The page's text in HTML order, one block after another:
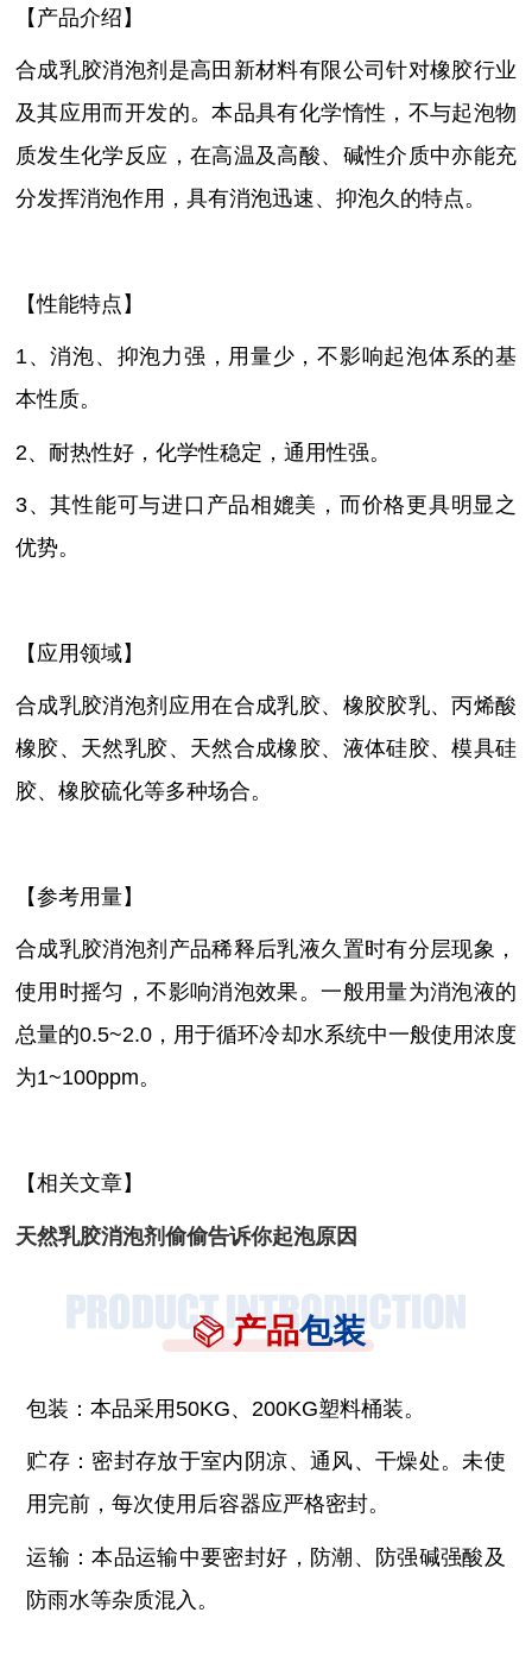
【产品介绍】
合成乳胶消泡剂是高田新材料有限公司针对橡胶行业
及其应用而开发的。本品具有化学惰性，不与起泡物
质发生化学反应，在高温及高酸、碱性介质中亦能充
分发挥消泡作用，具有消泡迅速、抑泡久的特点。
【性能特点】
1、消泡、抑泡力强，用量少，不影响起泡体系的基
本性质。
2、耐热性好，化学性稳定，通用性强。
3、其性能可与进口产品相媲美，而价格更具明显之
优势。
【应用领域】
合成乳胶消泡剂应用在合成乳胶、橡胶胶乳、丙烯酸
橡胶、天然乳胶、天然合成橡胶、液体硅胶、模具硅
胶、橡胶硫化等多种场合。
【参考用量】
合成乳胶消泡剂产品稀释后乳液久置时有分层现象，
使用时摇匀，不影响消泡效果。一般用量为消泡液的
总量的0.5~2.0，用于循环冷却水系统中一般使用浓度
为1~100ppm。
【相关文章】
天然乳胶消泡剂偷偷告诉你起泡原因
产品包装
包装：本品采用50KG、200KG塑料桶装。
贮存：密封存放于室内阴凉、通风、干燥处。未使
用完前，每次使用后容器应严格密封。
运输：本品运输中要密封好，防潮、防强碱强酸及
防雨水等杂质混入。